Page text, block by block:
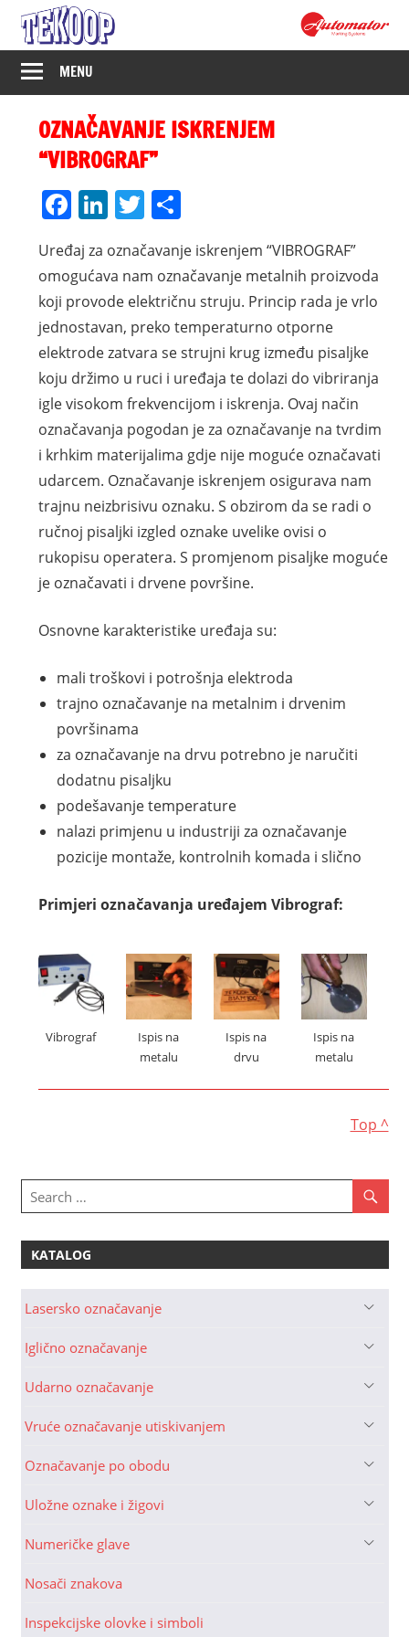
Skip
content
–
MENU
OZNAČAVANJE ISKRENJEM
“VIBROGRAF”
Facebook
LinkedIn
Twitter
Uređaj za označavanje iskrenjem “VIBROGRAF”
omogućava nam označavanje metalnih proizvoda
koji provode električnu struju. Princip rada je vrlo
jednostavan, preko temperaturno otporne
elektrode zatvara se strujni krug između pisaljke
koju držimo u ruci i uređaja te dolazi do vibriranja
igle visokom frekvencijom i iskrenja. Ovaj način
označavanja pogodan je za označavanje na tvrdim
i krhkim materijalima gdje nije moguće označavati
udarcem. Označavanje iskrenjem osigurava nam
trajnu neizbrisivu oznaku. S obzirom da se radi o
ručnoj pisaljki izgled oznake uvelike ovisi o
rukopisu operatera. S promjenom pisaljke moguće
je označavati i drvene površine.
Osnovne karakteristike uređaja su:
mali troškovi i potrošnja elektroda
trajno označavanje na metalnim i drvenim
površinama
za označavanje na drvu potrebno je naručiti
dodatnu pisaljku
podešavanje temperature
nalazi primjenu u industriji za označavanje
pozicije montaže, kontrolnih komada i slično
Primjeri označavanja uređajem Vibrograf:
Vibrograf
Ispis na
metalu
Ispis na
drvu
Ispis na
metalu
Top ^
KATALOG
Lasersko označavanje
Iglično označavanje
Udarno označavanje
Vruće označavanje utiskivanjem
Označavanje po obodu
Uložne oznake i žigovi
Numeričke glave
Nosači znakova
Inspekcijske olovke i simboli